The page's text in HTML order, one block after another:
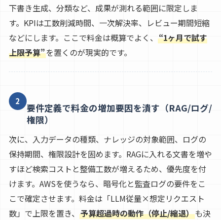
下書き生成、分類など、成果が測れる範囲に限定しま
す。KPIは工数削減時間、一次解決率、レビュー期間短縮
などにします。ここで料金は概算でよく、 “1ヶ月で試す
上限予算”を置くのが現実的です。
2
要件定義で料金の増加要因を潰す（RAG/ログ/
権限）
次に、入力データの種類、ナレッジの対象範囲、ログの
保持期間、権限設計を固めます。RAGに入れる文書を増や
すほど検索コストと整備工数が増えるため、優先度を付
けます。AWSを使うなら、暗号化と監査ログの要件をこ
こで確定させます。料金は「LLM従量×想定リクエスト
数」で上限を置き、 予算超過時の動作（停止/縮退）も決